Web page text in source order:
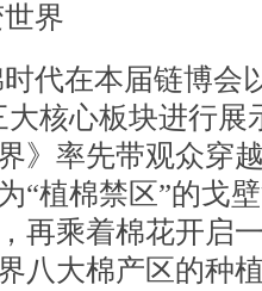
界
代在本届链博会
大核心板块进行展
》率先带观众穿
“植棉禁区”的戈
再乘着棉花开启
八大棉产区的种